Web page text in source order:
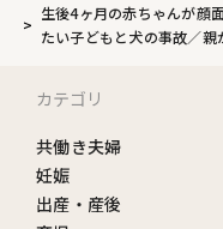
生後4ヶ月の赤ちゃんが顔
たい子どもと犬の事故／
カテゴリ
共働き夫婦
妊娠
出産・産後